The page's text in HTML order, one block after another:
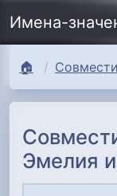
Имена-
🏠
Эмелия